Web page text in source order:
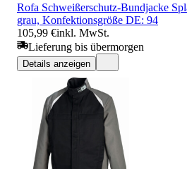
Rofa Schweißerschutz-Bundjacke
grau, Konfektionsgröße DE: 94
105,99 €inkl. MwSt.
Lieferung bis übermorgen
Details anzeigen